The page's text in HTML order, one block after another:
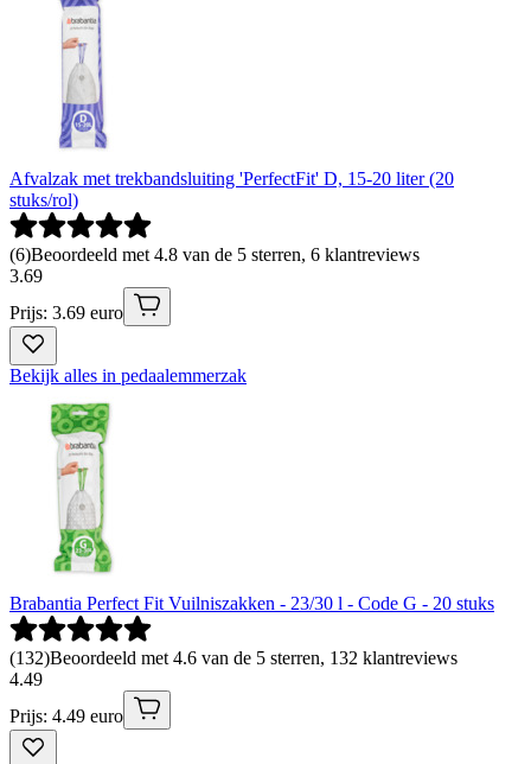
Afvalzak met trekbandsluiting 'PerfectFit' D, 15-20 liter (20
stuks/rol)
(6)Beoordeeld met 4.8 van de 5 sterren, 6 klantreviews
3.69
Prijs: 3.69 euro
Bekijk alles in pedaalemmerzak
Brabantia Perfect Fit Vuilniszakken - 23/30 l - Code G - 20 stuks
(132)Beoordeeld met 4.6 van de 5 sterren, 132 klantreviews
4.49
Prijs: 4.49 euro